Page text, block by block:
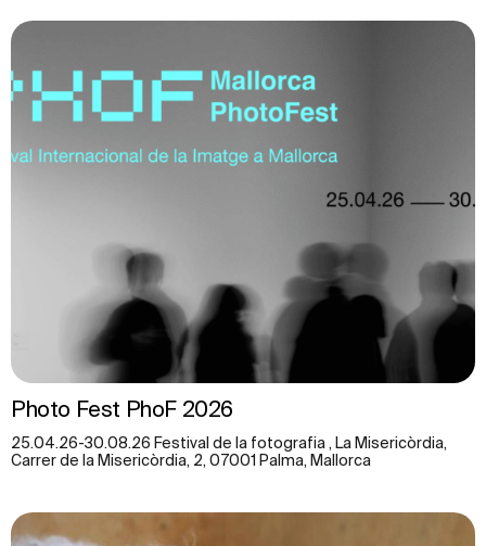
Photo Fest PhoF 2026
25.04.26-30.08.26 Festival de la fotografia , La Misericòrdia,
Carrer de la Misericòrdia, 2, 07001 Palma, Mallorca